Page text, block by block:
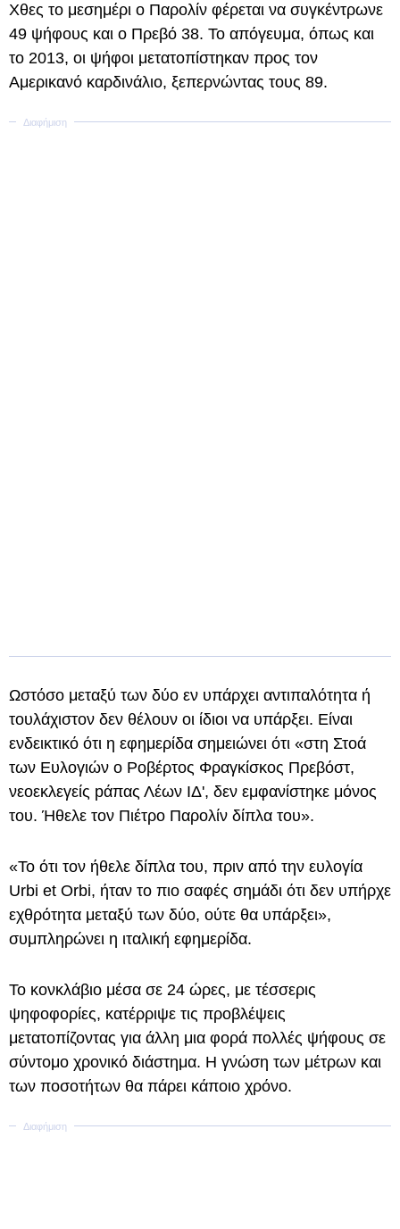
Χθες το μεσημέρι ο Παρολίν φέρεται να συγκέντρωνε
49 ψήφους και ο Πρεβό 38. Το απόγευμα, όπως και
το 2013, οι ψήφοι μετατοπίστηκαν προς τον
Αμερικανό καρδινάλιο, ξεπερνώντας τους 89.
Ωστόσο μεταξύ των δύο εν υπάρχει αντιπαλότητα ή
τουλάχιστον δεν θέλουν οι ίδιοι να υπάρξει. Είναι
ενδεικτικό ότι η εφημερίδα σημειώνει ότι «στη Στοά
των Ευλογιών ο Ροβέρτος Φραγκίσκος Πρεβόστ,
νεοεκλεγείς pάπας Λέων ΙΔ', δεν εμφανίστηκε μόνος
του. Ήθελε τον Πιέτρο Παρολίν δίπλα του».
«Το ότι τον ήθελε δίπλα του, πριν από την ευλογία
Urbi et Orbi, ήταν το πιο σαφές σημάδι ότι δεν υπήρχε
εχθρότητα μεταξύ των δύο, ούτε θα υπάρξει»,
συμπληρώνει η ιταλική εφημερίδα.
Το κονκλάβιο μέσα σε 24 ώρες, με τέσσερις
ψηφοφορίες, κατέρριψε τις προβλέψεις
μετατοπίζοντας για άλλη μια φορά πολλές ψήφους σε
σύντομο χρονικό διάστημα. Η γνώση των μέτρων και
των ποσοτήτων θα πάρει κάποιο χρόνο.